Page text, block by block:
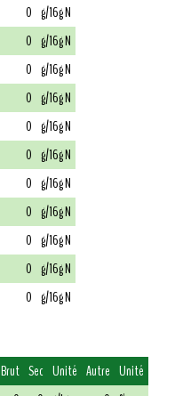
0 g/16g N
0 g/16g N
0 g/16g N
0 g/16g N
0 g/16g N
0 g/16g N
0 g/16g N
0 g/16g N
0 g/16g N
0 g/16g N
0 g/16g N
Brut Sec Unité Autre Unité